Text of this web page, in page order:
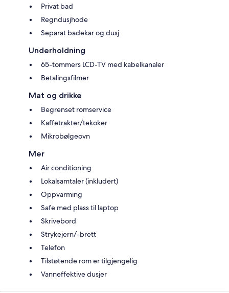
Privat bad
Regndusjhode
Separat badekar og dusj
Underholdning
65-tommers LCD-TV med kabelkanaler
Betalingsfilmer
Mat og drikke
Begrenset romservice
Kaffetrakter/tekoker
Mikrobølgeovn
Mer
Air conditioning
Lokalsamtaler (inkludert)
Oppvarming
Safe med plass til laptop
Skrivebord
Strykejern/-brett
Telefon
Tilstøtende rom er tilgjengelig
Vanneffektive dusjer